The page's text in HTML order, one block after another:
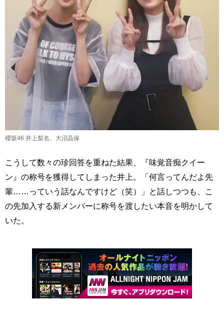
櫻坂46 井上梨名、大沼晶保
こうして数々の珍回答を重ねた結果、『味覚音痴クイー
ン』の称号を獲得してしまった井上。「何言ってんだよ先
輩……っていう話なんですけど（笑）」と話しつつも、こ
の先加入する新メンバーに称号を渡したい本音を明かして
いた。